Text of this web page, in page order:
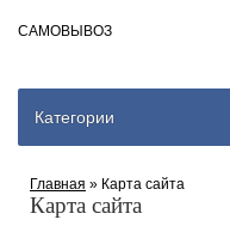
САМОВЫВОЗ
Категории
Главная » Карта сайта
Карта сайта